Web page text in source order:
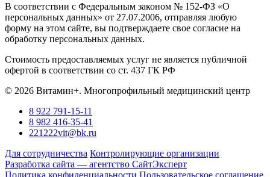
В соответствии с Федеральным законом № 152-ФЗ «О
персональных данных» от 27.07.2006, отправляя любую
форму на этом сайте, вы подтверждаете свое согласие на
обработку персональных данных.
Стоимость предоставляемых услуг не является публичной
офертой в соответствии со ст. 437 ГК РФ
© 2026 Витамин+. Многопрофильный медицинский центр
8 922 791-15-11
8 982 416-35-41
221222vit@bk.ru
Для сотрудничества Контролирующие организации
Разработка сайта — агентство СайтЭксперт
Политика конфиденциальности Пользовательское соглашение